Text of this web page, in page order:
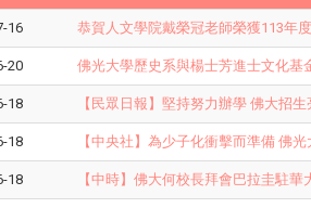
16 恭賀人文學院戴榮冠老師榮獲113年
20 佛光大學歷史系與楊士芳進士文化基
18 【民眾日報】堅持努力辦學 佛大招生
18 【中央社】為少子化衝擊而準備 佛
18 【中時】佛大何校長拜會巴拉圭駐